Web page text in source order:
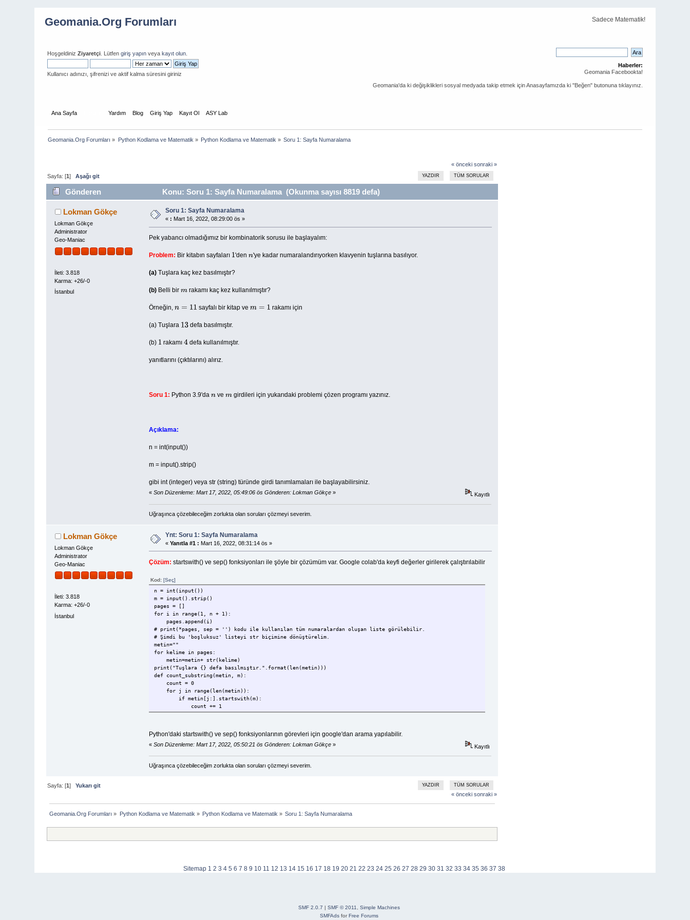
Geomania.Org Forumları Sadece Matematik!
HoşgeldinizZiyaretçi . Lütfengiriş yapın veyakayıt olun
Kullanıcı adınızı, şifrenizi ve aktif kalma süresini giriniz
Haberler:
Geomania Facebookta!
Geomania'da ki değişiklikleri sosyal medyada takip etmek için Anasayfamızda ki "Beğen" butonuna tıklayınız.
Ana Sayfa Yardım Blog Giriş Yap Kayıt Ol ASY Lab
Geomania.Org Forumları » Python Kodlama ve Matematik » Python Kodlama ve Matematik » Soru 1: Sayfa Numaralama
« önceki sonraki »
YAZDIR TÜM SORULAR
Sayfa: [1]Aşağı git
Gönderen Konu: Soru 1: Sayfa Numaralama (Okunma sayısı 8819 defa)
Lokman Gökçe
Lokman Gökçe
Administrator
Geo-Maniac
İleti: 3.818
Karma: +26/-0
İstanbul
Soru 1: Sayfa Numaralama
« : Mart 16, 2022, 08:29:00 ös »
Pek yabancı olmadığımız bir kombinatorik sorusu ile başlayalım:
Problem: Bir kitabın sayfaları 1'denn'ye kadar numaralandırıyorken klavyenin tuşlarına basılıyor.
(a)Tuşlara kaç kez basılmıştır?
(b)Belli bir m rakamı kaç kez kullanılmıştır?
Örneğin, n= 11 sayfalı bir kitap ve m= 1 rakamı için
(a) Tuşlara 13defa basılmıştır.
(b) 1 rakamı4defa kullanılmıştır.
yanıtlarını (çıktılarını) alırız.
Soru 1: Python 3.9'da nve m girdileri için yukarıdaki problemi çözen programı yazınız.
Açıklama:
n = int(input())
m = input().strip()
gibi int (integer) veya str (string) türünde girdi tanımlamaları ile başlayabilirsiniz.
« Son Düzenleme: Mart 17, 2022, 05:49:06 ös Gönderen: Lokman Gökçe» Kayıtlı
Uğraşınca çözebileceğim zorlukta olan soruları çözmeyi severim.
Lokman Gökçe
Lokman Gökçe
Administrator
Geo-Maniac
İleti: 3.818
Karma: +26/-0
İstanbul
Ynt: Soru 1: Sayfa Numaralama
«Yanıtla #1 : Mart 16, 2022, 08:31:14 ös »
Çözüm: startswith() ve sep() fonksiyonları ile şöyle bir çözümüm var. Google colab'da keyfi değerler girilerek çalıştırılabilir
Kod: [Seç]
n = int(input())
m = input().strip()
pages = []
for i in range(1, n + 1):
pages.append(i)
# print(*pages, sep = '') kodu ile kullanılan tüm numaralardan oluşan liste görülebilir.
# Şimdi bu 'boşluksuz' listeyi str biçimine dönüştürelim.
metin=""
for kelime in pages:
metin=metin+ str(kelime)
print("Tuşlara {} defa basılmıştır.".format(len(metin)))
def count_substring(metin, m):
count = 0
for j in range(len(metin)):
if metin[j:].startswith(m):
count += 1
return count
Python'daki startswith() ve sep() fonksiyonlarının görevleri için google'dan arama yapılabilir.
« Son Düzenleme: Mart 17, 2022, 05:50:21 ös Gönderen: Lokman Gökçe» Kayıtlı
Uğraşınca çözebileceğim zorlukta olan soruları çözmeyi severim.
YAZDIR TÜM SORULAR
Sayfa: [1]Yukarı git
« önceki sonraki »
Geomania.Org Forumları » Python Kodlama ve Matematik » Python Kodlama ve Matematik » Soru 1: Sayfa Numaralama
Sitemap 1 2 3 4 5 6 7 8 9 10 11 12 13 14 15 16 17 18 19 20 21 22 23 24 25 26 27 28 29 30 31 32 33 34 35 36 37 38
SMF 2.0.7 | SMF © 2011
Simple Machines
SMFAdsforFree Forums